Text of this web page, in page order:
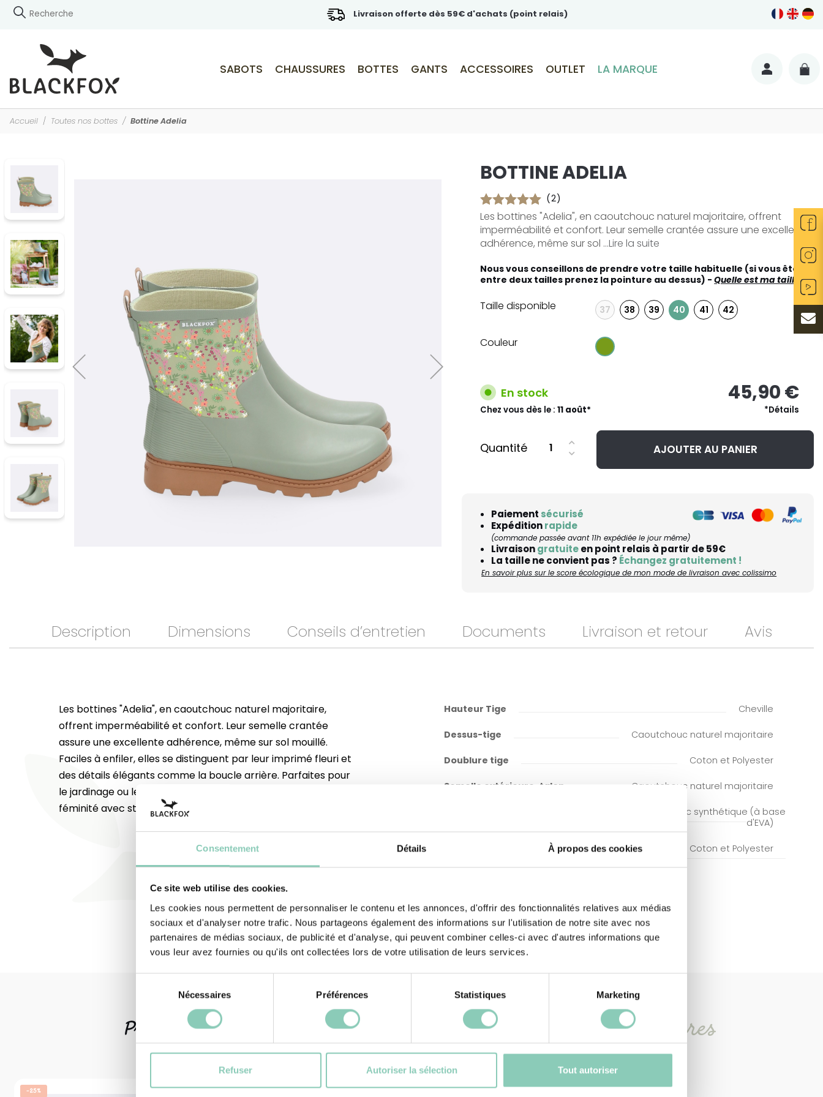
Consentement Détails À propos des cookies
Ce site web utilise des cookies.
Les cookies nous permettent de personnaliser le contenu et les annonces, d'offrir des fonctionnalités relatives aux médias
sociaux et d'analyser notre trafic. Nous partageons également des informations sur l'utilisation de notre site avec nos
partenaires de médias sociaux, de publicité et d'analyse, qui peuvent combiner celles-ci avec d'autres informations que
vous leur avez fournies ou qu'ils ont collectées lors de votre utilisation de leurs services.
consentement
Nécessaires Préférences Statistiques Marketing
Refuser Autoriser la sélection Tout autoriser
Livraison offerte dès 59€ d'achats (point relais)
SABOTS CHAUSSURES BOTTES GANTS ACCESSOIRES OUTLET LA MARQUE
Accueil Toutes nos bottes Bottine Adelia
BOTTINE ADELIA
(2)
Les bottines "Adelia", en caoutchouc naturel majoritaire, offrent
imperméabilité et confort. Leur semelle crantée assure une excellente
adhérence, même sur sol ...Lire la suite
Nous vous conseillons de prendre votre taille habituelle (si vous êtes
entre deux tailles prenez la pointure au dessus) -Quelle est ma taille ?
Taille disponible 37 38 39 40 41 42
Couleur
En stock 45,90 €
Chez vous dès le :11 août* *Détails
Quantité AJOUTER AU PANIER
Paiement sécurisé
Expéditionrapide
(commande passée avant 11h expédiée le jour même)
Livraisongratuiteen point relais à partir de 59€
La taille ne convient pas ? Échangez gratuitement !
En savoir plus sur le score écologique de mon mode de livraison avec colissimo
Description Dimensions Conseils d’entretien Documents Livraison et retour Avis
Les bottines "Adelia", en caoutchouc naturel majoritaire,
offrent imperméabilité et confort. Leur semelle crantée
assure une excellente adhérence, même sur sol mouillé.
Faciles à enfiler, elles se distinguent par leur imprimé fleuri et
des détails élégants comme la boucle arrière. Parfaites pour
le jardinage ou les balades sous la pluie, elles allient praticité et
féminité avec style.
Hauteur Tige Cheville
Dessus-tige Caoutchouc naturel majoritaire
Doublure tige Coton et Polyester
Semelle extérieure-talon Caoutchouc naturel majoritaire
Caoutchouc synthétique (à base
d'EVA)
Coton et Polyester
Produits associés
-25%
Produits similaires